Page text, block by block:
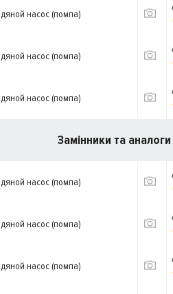
насос (помпа)
насос (помпа)
насос (помпа)
Замінники та аналоги
насос (помпа)
насос (помпа)
насос (помпа)